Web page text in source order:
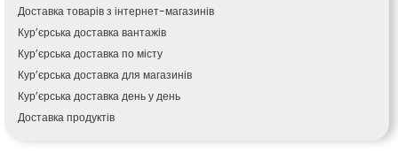
Доставка товарів з інтернет-магазинів
Кур’єрська доставка вантажів
Кур’єрська доставка по місту
Кур’єрська доставка для магазинів
Кур’єрська доставка день у день
Доставка продуктів
Кролевець
Кропивницький
Крихівці
Крюківщина
Крижанівка
Ладижин